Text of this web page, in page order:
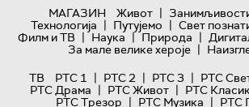
МАГАЗИН
Живот |
Технологијa | Путујемо | Свет
Филм и ТВ | Наука | Природа |
За мале велике хероје |
ТВ
РТС 1 | РТС 2 | РТС 3 | РТС
РТС Драма | РТС Живот | РТС
РТС Трезор | РТС Музика | РТС